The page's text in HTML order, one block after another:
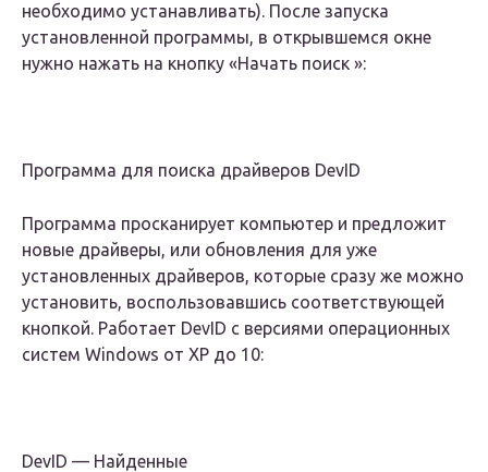
необходимо устанавливать). После запуска
установленной программы, в открывшемся окне
нужно нажать на кнопку «Начать поиск »:
Программа для поиска драйверов DevID
Программа просканирует компьютер и предложит
новые драйверы, или обновления для уже
установленных драйверов, которые сразу же можно
установить, воспользовавшись соответствующей
кнопкой. Работает DevID с версиями операционных
систем Windows от XP до 10:
DevID — Найденные